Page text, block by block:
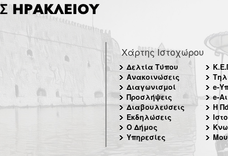
Χάρτης Ιστοχώρου
Δελτία Τύπου
Ανακοινώσεις
Διαγωνισμοί
Προσλήψεις
Διαβουλεύσεις
Εκδηλώσεις
Ο Δήμος
Υπηρεσίες
e-
e-
Η